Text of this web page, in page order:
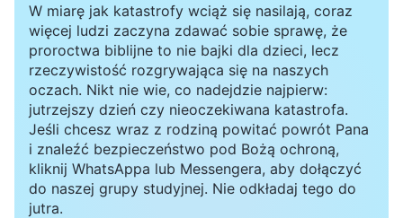
W miarę jak katastrofy wciąż się nasilają, coraz
więcej ludzi zaczyna zdawać sobie sprawę, że
proroctwa biblijne to nie bajki dla dzieci, lecz
rzeczywistość rozgrywająca się na naszych
oczach. Nikt nie wie, co nadejdzie najpierw:
jutrzejszy dzień czy nieoczekiwana katastrofa.
Jeśli chcesz wraz z rodziną powitać powrót Pana
i znaleźć bezpieczeństwo pod Bożą ochroną,
kliknij WhatsAppa lub Messengera, aby dołączyć
do naszej grupy studyjnej. Nie odkładaj tego do
jutra.